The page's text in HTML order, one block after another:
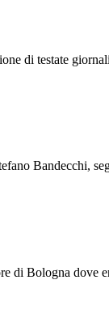
di testate
Bandecchi,
di Bologna dove